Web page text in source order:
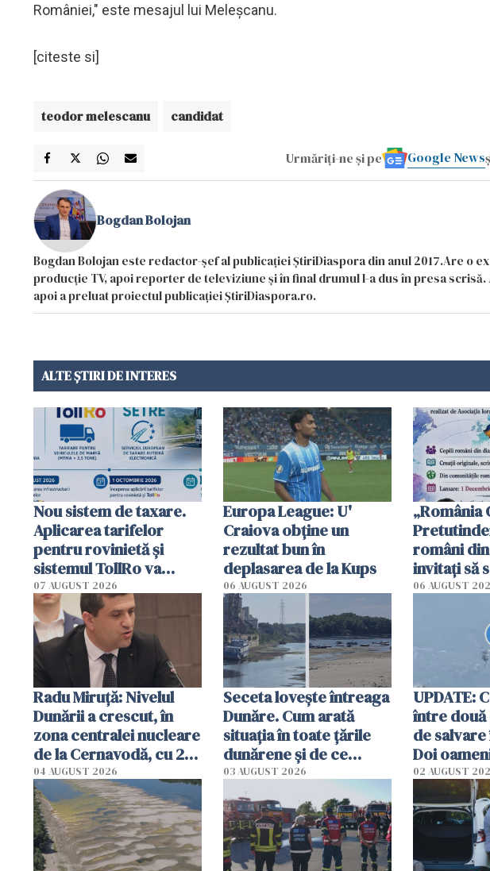
României," este mesajul lui Meleșcanu.
[citeste si]
teodor melescanu candidat
Urmăriți-ne și pe Google News
Bogdan Bolojan
Bogdan Bolojan este redactor-șef al publicației ȘtiriDiaspora din anul 2017.Are o
producție TV, apoi reporter de televiziune și în final drumul l-a dus în presa
apoi a preluat proiectul publicației ȘtiriDiaspora.ro.
ALTE ȘTIRI DE INTERES
Nou sistem de taxare.
Aplicarea tarifelor
pentru rovinietă şi
sistemul TollRo va
începe la 1 octombrie
07 AUGUST 2026
Europa League: U'
Craiova obține un
rezultat bun în
deplasarea de la Kups
06 AUGUST 2026
români
invitați să
România
06 AUGUST
Radu Miruţă: Nivelul
Dunării a crescut, în
zona centralei nucleare
de la Cernavodă, cu 2
cm faţă de ziua trecută
04 AUGUST 2026
Seceta lovește întreaga
Dunăre. Cum arată
situația în toate țările
dunărene și de ce
România resimte
efectele, deși a plouat
în iulie
03 AUGUST 2026
UPDATE:
între
de
Doi
02 AUGUST